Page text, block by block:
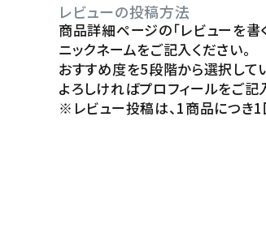
レビューの投稿方法
商品詳細ページの「レビューを書
ニックネームをご記入ください。
おすすめ度を5段階から選択して
よろしければプロフィールをご記
※レビュー投稿は、1商品につき1